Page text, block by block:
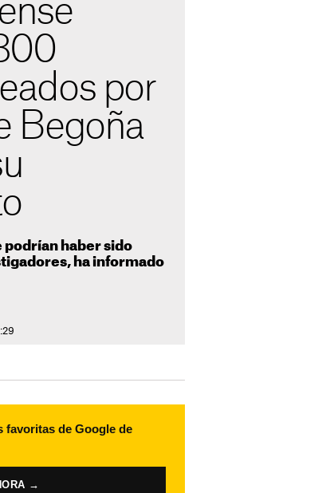
por
Begoña
podrían haber sido
ha informado
favoritas de Google de
→